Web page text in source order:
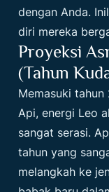
dengan Anda.
diri mereka
Proyeksi
(Tahun
Memasuki tahun
Api, energi Leo
sangat serasi.
tahun yang
melangkah ke